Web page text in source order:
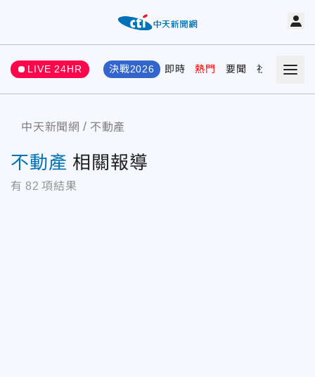
LIVE 24HR 決戰2026 即時 熱門 要聞 社會 娛樂
中天新聞網 不動產
不動產 相關報導
有 82 項結果